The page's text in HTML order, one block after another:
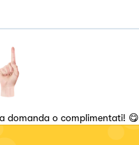
domanda o complimentati! 😋